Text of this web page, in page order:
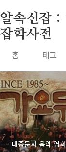
알속신잡 :
잡학사전
홈 태그
대중문화 음악 영